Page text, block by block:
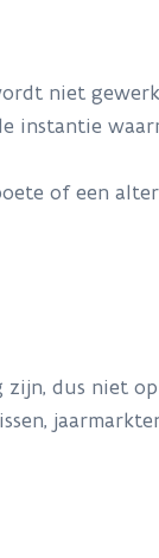
niet
instantie
of een
zijn, dus niet